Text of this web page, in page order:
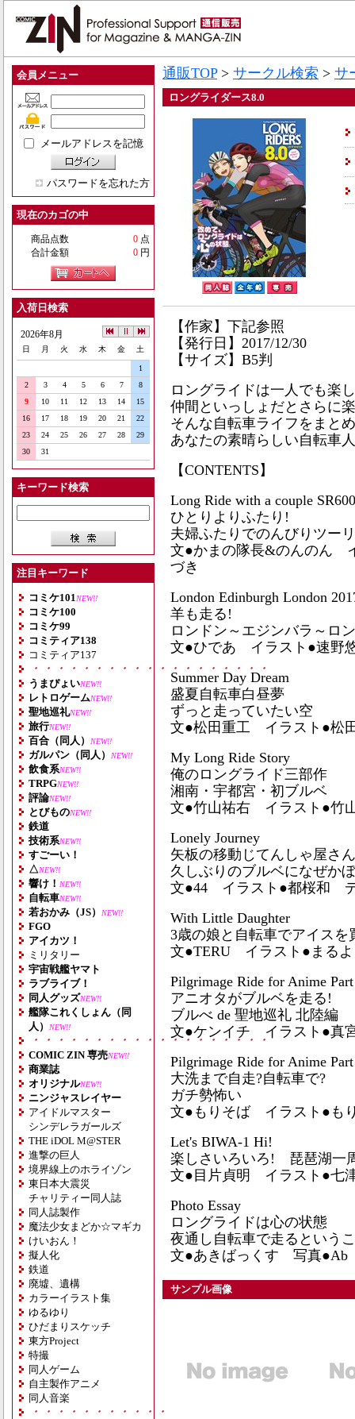
会員メニュー
メールアドレスを記憶
パスワードを忘れた方
現在のカゴの中
商品点数 0 点
合計金額
0 円
入荷日検索
2026年8月
日 月 火 水 木 金 土
1
2
3 4 5 6 7
8
9
10 11 12 13 14
15
16
17 18 19 20 21
22
23
24 25 26 27 28
29
30
31
キーワード検索
注目キーワード
コミケ101 NEW!!
コミケ100
コミケ99
コミティア138
コミティア137
・・・・・・・・・・・・・・・・・・・
うまぴょいNEW!!
レトロゲームNEW!!
聖地巡礼NEW!!
旅行NEW!!
百合（同人） NEW!!
ガルパン（同人） NEW!!
飲食系NEW!!
TRPGNEW!!
評論NEW!!
とびものNEW!!
鉄道
技術系NEW!!
すごーい！
△NEW!!
響け！ NEW!!
自転車NEW!!
若おかみ（JS） NEW!!
FGO
アイカツ！
ミリタリー
宇宙戦艦ヤマト
ラブライブ！
同人グッズNEW!!
艦隊これくしょん（同
人）
NEW!!
・・・・・・・・・・・・・・・・・・・
COMIC ZIN 専売NEW!!
商業誌
オリジナルNEW!!
ニンジャスレイヤー
アイドルマスター
シンデレラガールズ
THE iDOL M@STER
進撃の巨人
境界線上のホライゾン
東日本大震災
チャリティー同人誌
同人誌製作
魔法少女まどか☆マギカ
けいおん！
擬人化
鉄道
廃墟、遺構
カラーイラスト集
ゆるゆり
ひだまりスケッチ
東方Project
特撮
同人ゲーム
自主製作アニメ
同人音楽
・・・・・・・・・・・・・・・・・・・
通販TOP> サークル検索 > サ
ロングライダース8.0
【作家】下記参照
【発行日】2017/12/30
【サイズ】B5判
ロングライドは一人でも楽
仲間といっしょだとさらに
そんな自転車ライフをまと
あなたの素晴らしい自転車
【CONTENTS】
Long Ride with a couple SR600
ひとりよりふたり!
夫婦ふたりでのんびりツー
文●かまの隊長&のんのん
づき
London Edinburgh London
羊も走る!
ロンドン～エジンバラ～ロ
文●ひであ イラスト●速野
Summer Day Dream
盛夏自転車白昼夢
ずっと走っていたい空
文●松田重工 イラスト●松
My Long Ride Story
俺のロングライド三部作
湘南・宇都宮・初ブルベ
文●竹山祐右 イラスト●竹
Lonely Journey
矢板の移動じてんしゃ屋さ
久しぶりのブルベになぜか
文●44 イラスト●都桜和
With Little Daughter
3歳の娘と自転車でアイスを
文●TERU イラスト●まる
Pilgrimage Ride for Anime
アニオタがブルベを走る!
ブルべ de 聖地巡礼 北陸編
文●ケンイチ イラスト●真
Pilgrimage Ride for Anime
大洗まで自走?自転車で?
ガチ勢怖い
文●もりそば イラスト●も
Let's BIWA-1 Hi!
楽しさいろいろ! 琵琶湖一
文●目片貞明 イラスト●七
Photo Essay
ロングライドは心の状態
夜通し自転車で走るという
文●あきばっくす 写真●Ab
サンプル画像